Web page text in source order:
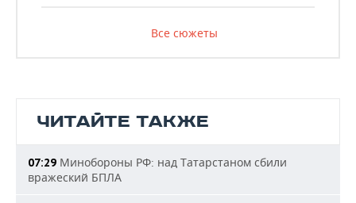
Все сюжеты
ЧИТАЙТЕ ТАКЖЕ
07:29 Минобороны РФ: над Татарстаном сбили
вражеский БПЛА